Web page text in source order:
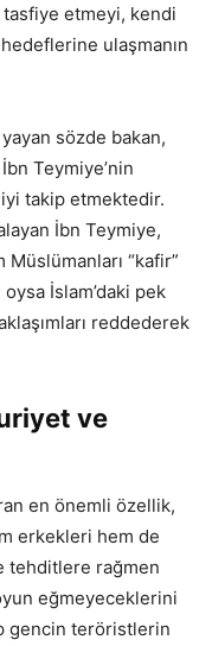
etmeyi, kendi
ulaşmanın
sözde bakan,
Teymiye’nin
takip etmektedir.
İbn Teymiye,
“kafir”
İslam’daki pek
reddederek
ve
en önemli özellik,
erkekleri hem de
tehditlere rağmen
eğmeyeceklerini
gencin teröristlerin